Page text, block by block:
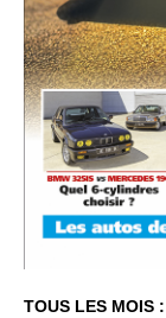
TOUS LES MOIS :